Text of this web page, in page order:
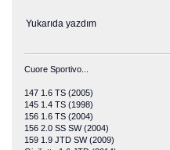
Yukarıda yazdım
Cuore Sportivo...
147 1.6 TS (2005)
145 1.4 TS (1998)
156 1.6 TS (2004)
156 2.0 SS SW (2004)
159 1.9 JTD SW (2009)